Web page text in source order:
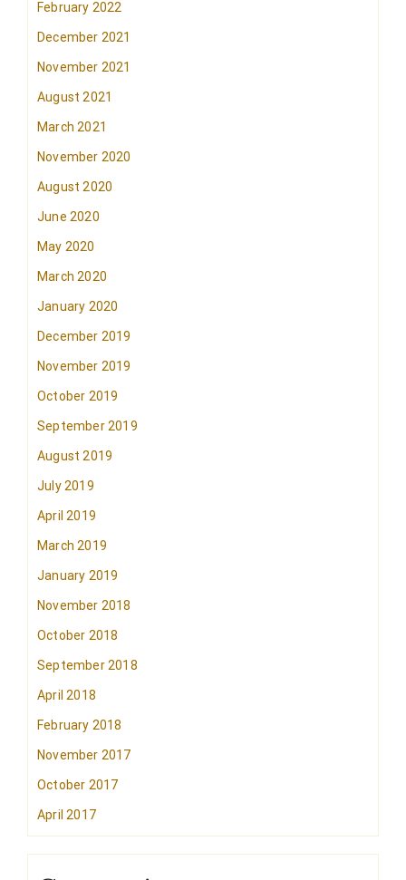
February 2022
December 2021
November 2021
August 2021
March 2021
November 2020
August 2020
June 2020
May 2020
March 2020
January 2020
December 2019
November 2019
October 2019
September 2019
August 2019
July 2019
April 2019
March 2019
January 2019
November 2018
October 2018
September 2018
April 2018
February 2018
November 2017
October 2017
April 2017